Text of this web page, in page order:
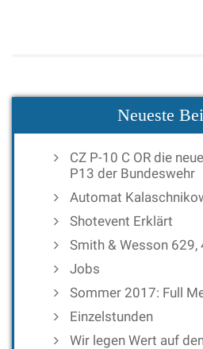
Neueste
CZ P-10 C OR die
P13 der Bundeswehr
Automat
Shotevent Erklärt
Smith & Wesson 629,
Jobs
Sommer 2017: Full
Einzelstunden
Wir legen Wert auf